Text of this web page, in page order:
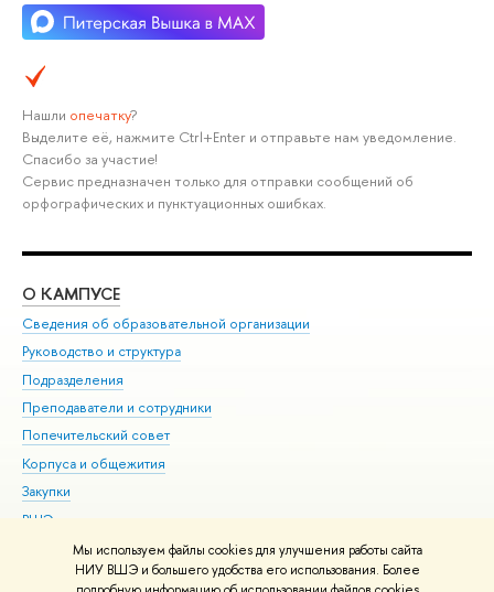
Мы используем файлы cookies для улучшения работы сайта
НИУ ВШЭ и большего удобства его использования. Более
Нашли опечатку?
Выделите её, нажмите Ctrl+Enter и отправьте нам уведомление.
Спасибо за участие!
Сервис предназначен только для отправки сообщений об
орфографических и пунктуационных ошибках.
О КАМПУСЕ
Сведения об образовательной организации
Руководство и структура
Подразделения
Преподаватели и сотрудники
Попечительский совет
Корпуса и общежития
Закупки
ВШЭ для студентов с ограниченными возможностями
здоровья и инвалидностью
Версия для слабовидящих